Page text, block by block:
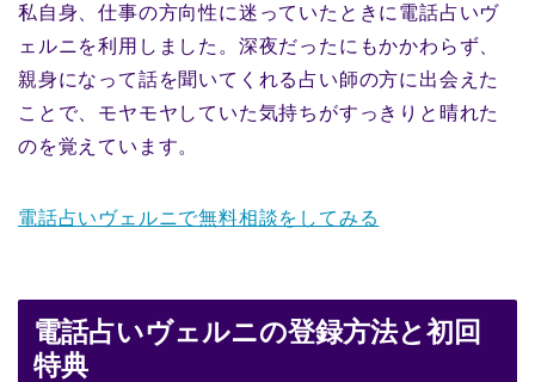
私自身、仕事の方向性に迷っていたときに電話占いヴ
ェルニを利用しました。深夜だったにもかかわらず、
親身になって話を聞いてくれる占い師の方に出会えた
ことで、モヤモヤしていた気持ちがすっきりと晴れた
のを覚えています。
電話占いヴェルニで無料相談をしてみる
電話占いヴェルニの登録方法と初回
特典